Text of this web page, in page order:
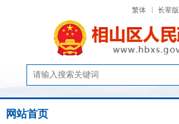
繁体 长辈版
网站首页